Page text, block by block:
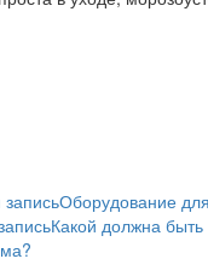
Оборудование
Какой должна быть